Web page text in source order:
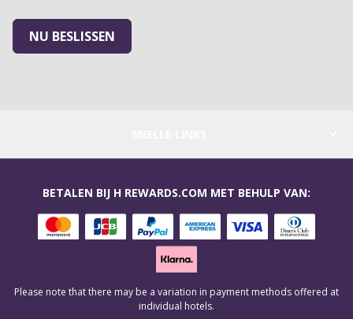
NU BESLISSEN
BETALEN BIJ H REWARDS.COM MET BEHULP VAN:
Please note that there may be a variation in payment methods offered at
individual hotels.